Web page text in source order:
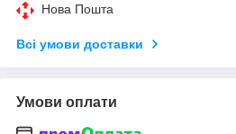
Нова Пошта
Всі умови доставки
Умови оплати